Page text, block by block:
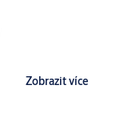
Zobrazit více